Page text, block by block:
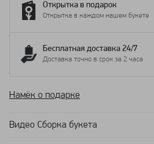
Открытка в подарок
Открытка в каждом нашем букете
Бесплатная доставка 24/7
Доставка точно в срок за 2 часа
Намёк о подарке
Видео Сборка букета